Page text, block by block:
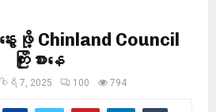
ေးဖို့ Chinland Council
ကြိုးစားနေ
ဝါရီ 7, 2025 100 794